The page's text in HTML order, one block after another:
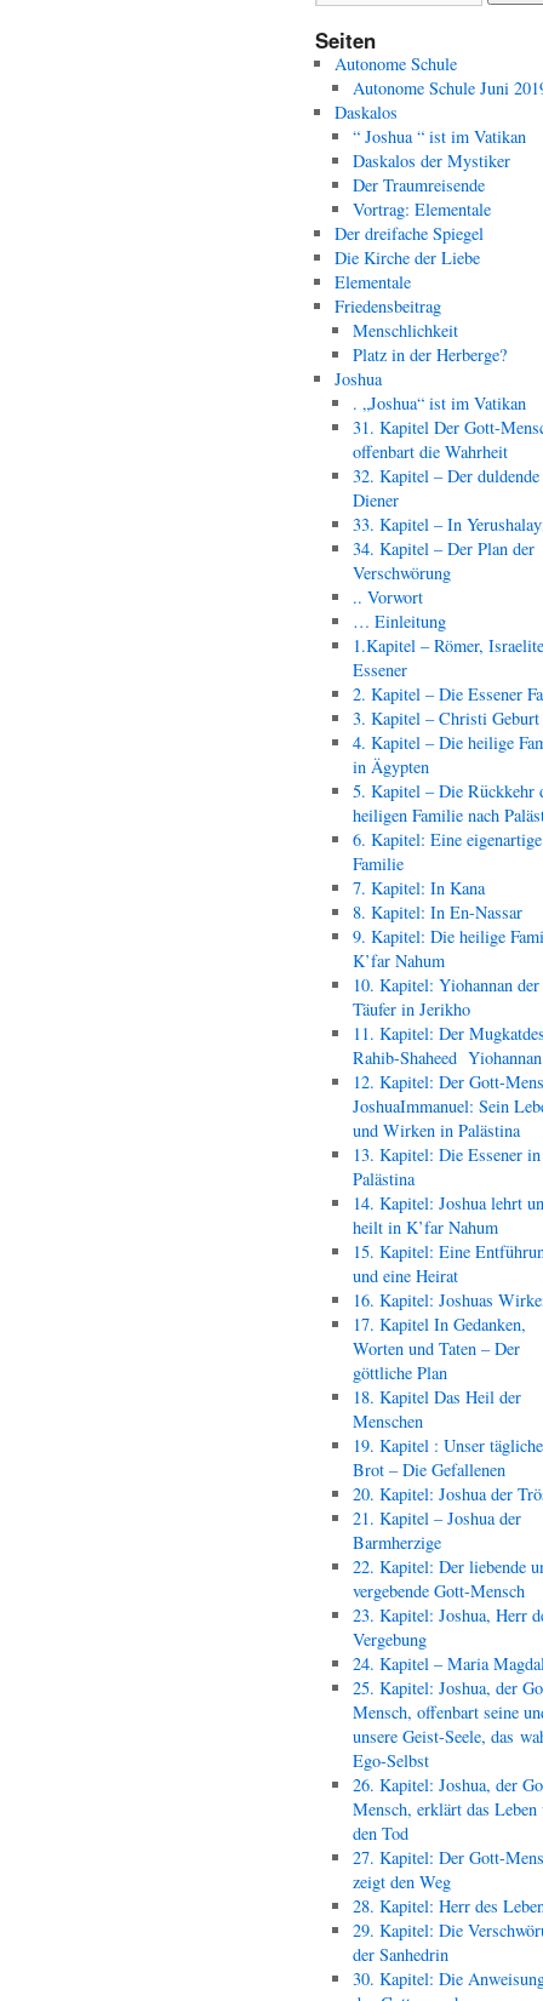
Seiten
Autonome Schule
Autonome Schule Juni
Daskalos
“ Joshua “ ist im Vatikan
Daskalos der Mystiker
Der Traumreisende
Vortrag: Elementale
Der dreifache Spiegel
Die Kirche der Liebe
Elementale
Friedensbeitrag
Menschlichkeit
Platz in der Herberge?
Joshua
. „Joshua“ ist im Vatikan
31. Kapitel Der Gott-
offenbart die Wahrheit
32. Kapitel – Der duldende
Diener
33. Kapitel – In
34. Kapitel – Der Plan der
Verschwörung
.. Vorwort
… Einleitung
1.Kapitel – Römer,
Essener
2. Kapitel – Die Essener
3. Kapitel – Christi Geburt
4. Kapitel – Die heilige
in Ägypten
5. Kapitel – Die Rückkehr
heiligen Familie nach
6. Kapitel: Eine eigenartige
Familie
7. Kapitel: In Kana
8. Kapitel: In En-Nassar
9. Kapitel: Die heilige
K’far Nahum
10. Kapitel: Yiohannan der
Täufer in Jerikho
11. Kapitel: Der
Rahib-Shaheed
12. Kapitel: Der Gott-
JoshuaImmanuel: Sein
und Wirken in Palästina
13. Kapitel: Die Essener in
Palästina
14. Kapitel: Joshua lehrt
heilt in K’far Nahum
15. Kapitel: Eine
und eine Heirat
16. Kapitel: Joshuas
17. Kapitel In Gedanken,
Worten und Taten – Der
göttliche Plan
18. Kapitel Das Heil der
Menschen
19. Kapitel : Unser
Brot – Die Gefallenen
20. Kapitel: Joshua der
21. Kapitel – Joshua der
Barmherzige
22. Kapitel: Der liebende
vergebende Gott-Mensch
23. Kapitel: Joshua, Herr
Vergebung
24. Kapitel – Maria
25. Kapitel: Joshua, der
Mensch, offenbart seine
unsere Geist-Seele, das
Ego-Selbst
26. Kapitel: Joshua, der
Mensch, erklärt das Leben
den Tod
27. Kapitel: Der Gott-
zeigt den Weg
28. Kapitel: Herr des
29. Kapitel: Die
der Sanhedrin
30. Kapitel: Die